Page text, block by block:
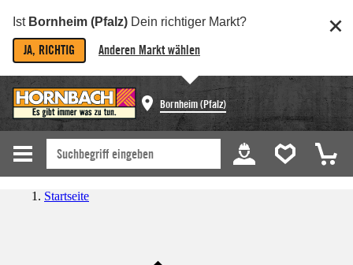
Ist Bornheim (Pfalz) Dein richtiger Markt?
JA, RICHTIG Anderen Markt wählen
Bornheim (Pfalz)
Startseite